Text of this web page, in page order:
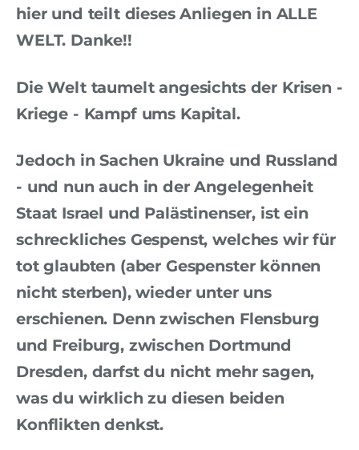
hier und teilt dieses Anliegen in ALLE
WELT. Danke!!
Die Welt taumelt angesichts der Krisen -
Kriege - Kampf ums Kapital.
Jedoch in Sachen Ukraine und Russland
- und nun auch in der Angelegenheit
Staat Israel und Palästinenser, ist ein
schreckliches Gespenst, welches wir für
tot glaubten (aber Gespenster können
nicht sterben), wieder unter uns
erschienen. Denn zwischen Flensburg
und Freiburg, zwischen Dortmund
Dresden, darfst du nicht mehr sagen,
was du wirklich zu diesen beiden
Konflikten denkst.